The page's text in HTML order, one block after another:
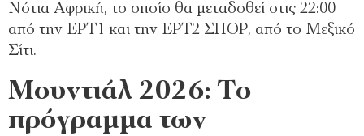
Νότια Αφρική, το οποίο θα μεταδοθεί στις 22:00
από την ΕΡΤ1 και την ΕΡΤ2 ΣΠΟΡ, από το Μεξικό
Σίτι.
Μουντιάλ 2026: Το
πρόγραμμα των